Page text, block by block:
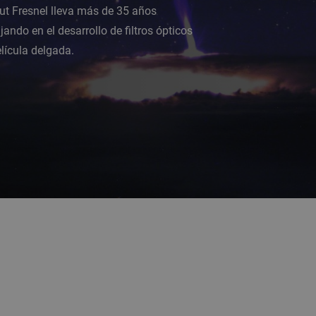
Fresnel lleva más de 35 años
en el desarrollo de filtros ópticos
delgada.